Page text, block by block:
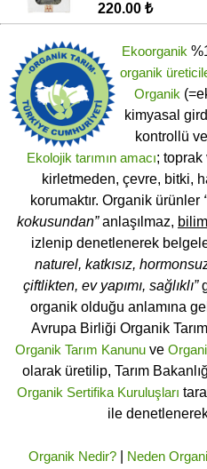
220.00 ₺
Ekoorganik
organik
Organik
kimyasal
kontrollü
Ekolojik tarımın amacı; toprak
kirletmeden, çevre, bitki,
korumaktır. Organik ürünler
kokusundan”anlaşılmaz,
izlenip denetlenerek
naturel, katkısız,
çiftlikten, ev yapımı, sağlıklı”
organik olduğu anlamına
Avrupa Birliği Organik
Organik Tarım Kanunu ve
olarak üretilip, Tarım
Organik Sertifika Kuruluşları
ile
Organik Nedir?| Neden